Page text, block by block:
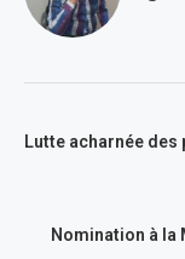
Lutte acharnée
Nomination à la